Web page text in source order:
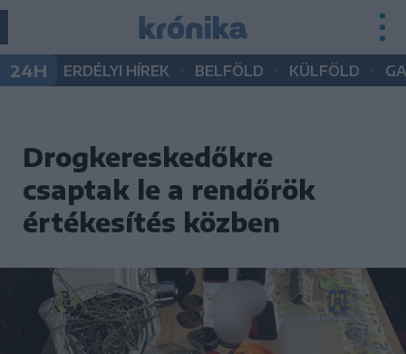
24H ERDÉLYI HÍREK BELFÖLD KÜLFÖLD
Drogkereskedőkre
csaptak le a rendőrök
értékesítés közben